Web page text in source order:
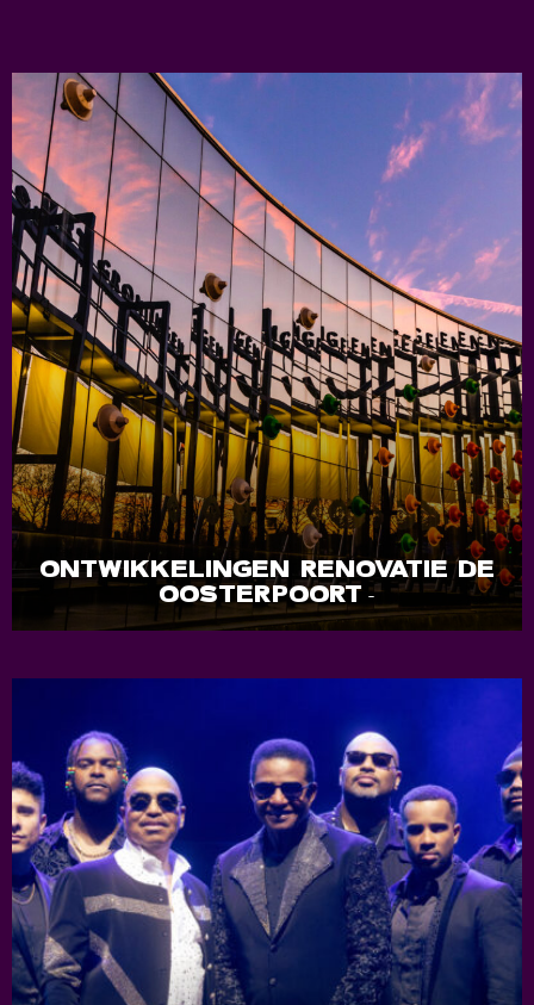
ONTWIKKELINGEN RENOVATIE DE
OOSTERPOORT-